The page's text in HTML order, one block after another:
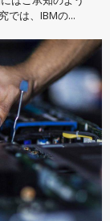
では、IBMの...